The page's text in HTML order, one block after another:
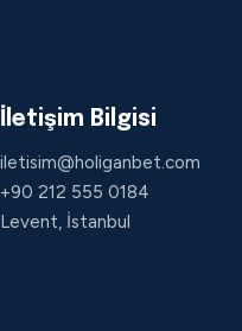
İletişim Bilgisi
iletisim@holiganbet.com
+90 212 555 0184
Levent, İstanbul